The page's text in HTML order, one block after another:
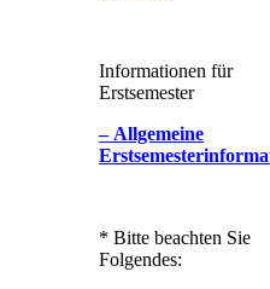
Informationen für
Erstsemester
– Allgemeine
* ​Bitte beachten Sie
Folgendes: